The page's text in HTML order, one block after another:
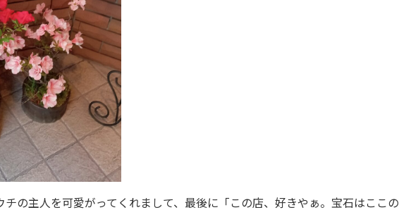
チの主人を可愛がってくれまして、最後に「この店、好きやぁ。宝石はここの